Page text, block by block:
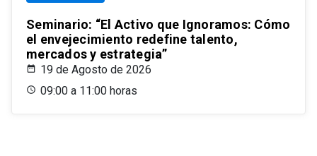
Seminario: “El Activo que Ignoramos: Cómo
el envejecimiento redefine talento,
mercados y estrategia”
19 de Agosto de 2026
09:00 a 11:00 horas